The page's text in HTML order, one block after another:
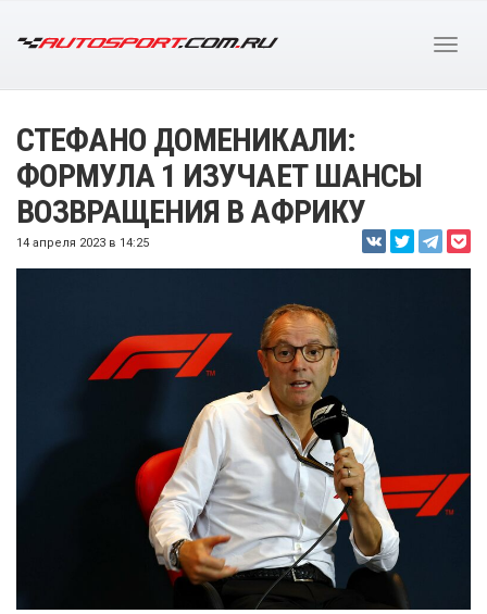
СТЕФАНО ДОМЕНИКАЛИ:
ФОРМУЛА 1 ИЗУЧАЕТ ШАНСЫ
ВОЗВРАЩЕНИЯ В АФРИКУ
14 апреля 2023 в 14:25